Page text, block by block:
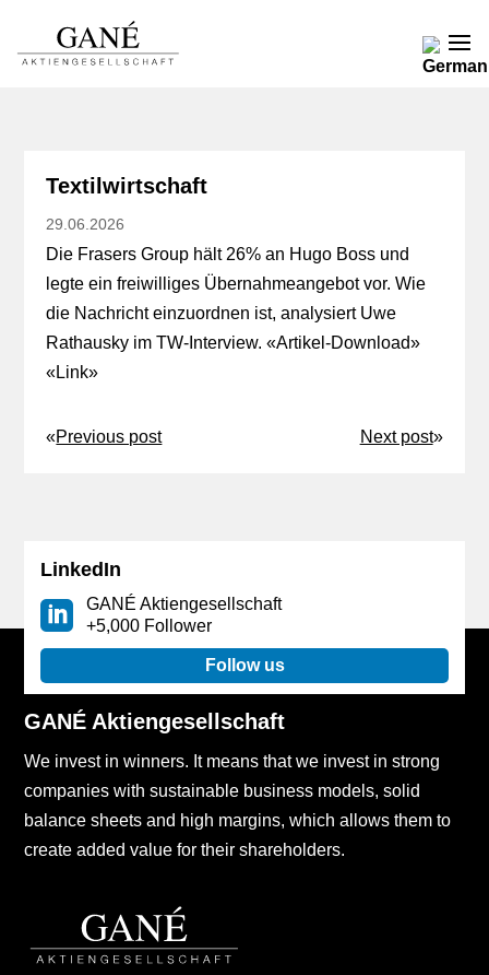
Textilwirtschaft
29.06.2026
Die Frasers Group hält 26% an Hugo Boss und
legte ein freiwilliges Übernahmeangebot vor. Wie
die Nachricht einzuordnen ist, analysiert Uwe
Rathausky im TW-Interview. «Artikel-Download»
«Link»
«Previous post Next post»
LinkedIn
GANÉ Aktiengesellschaft
+5,000 Follower
Follow us
GANÉ Aktiengesellschaft
We invest in winners. It means that we invest in strong
companies with sustainable business models, solid
balance sheets and high margins, which allows them to
create added value for their shareholders.